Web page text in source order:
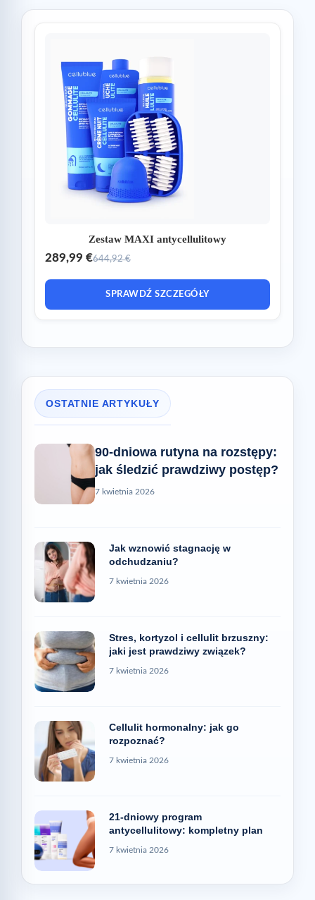
Zestaw MAXI antycellulitowy
289,99 €644,92 €
SPRAWDŹ SZCZEGÓŁY
OSTATNIE ARTYKUŁY
90-dniowa rutyna na rozstępy:
jak śledzić prawdziwy postęp?
7 kwietnia 2026
Jak wznowić stagnację w
odchudzaniu?
7 kwietnia 2026
Stres, kortyzol i cellulit brzuszny:
jaki jest prawdziwy związek?
7 kwietnia 2026
Cellulit hormonalny: jak go
rozpoznać?
7 kwietnia 2026
21-dniowy program
antycellulitowy: kompletny plan
7 kwietnia 2026